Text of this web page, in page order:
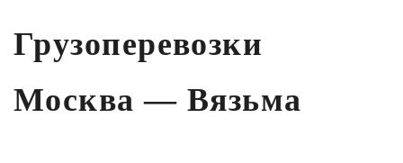
Грузоперевозки
Москва — Вязьма